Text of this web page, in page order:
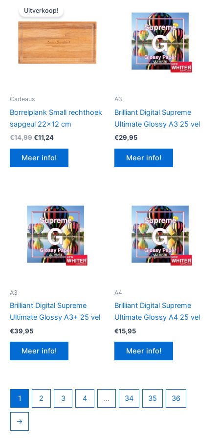
Uitverkoop!
Cadeaus
Borrelplank Small rechthoek
sapgeul 22×12 cm
€14,99Oorspronkelijke
was:
€14,99.
€11,24Huidige
is:
€11,24.
Meer info!
A3
Brilliant Digital Supreme
Ultimate Glossy A3 25 vel
€29,95
Meer info!
A3
Brilliant Digital Supreme
Ultimate Glossy A3+ 25 vel
€39,95
Meer info!
A4
Brilliant Digital Supreme
Ultimate Glossy A4 25 vel
€15,95
Meer info!
1 2 3 4 … 34 35 36
→